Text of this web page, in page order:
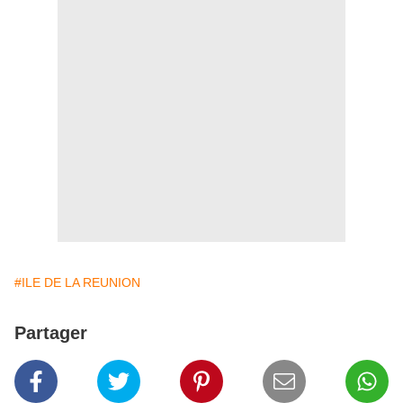
#ILE DE LA REUNION
Partager